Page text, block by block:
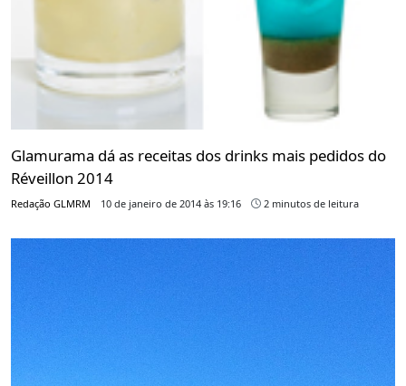
Glamurama dá as receitas dos drinks mais pedidos do
Réveillon 2014
Redação GLMRM 10 de janeiro de 2014 às 19:16 2 minutos de leitura